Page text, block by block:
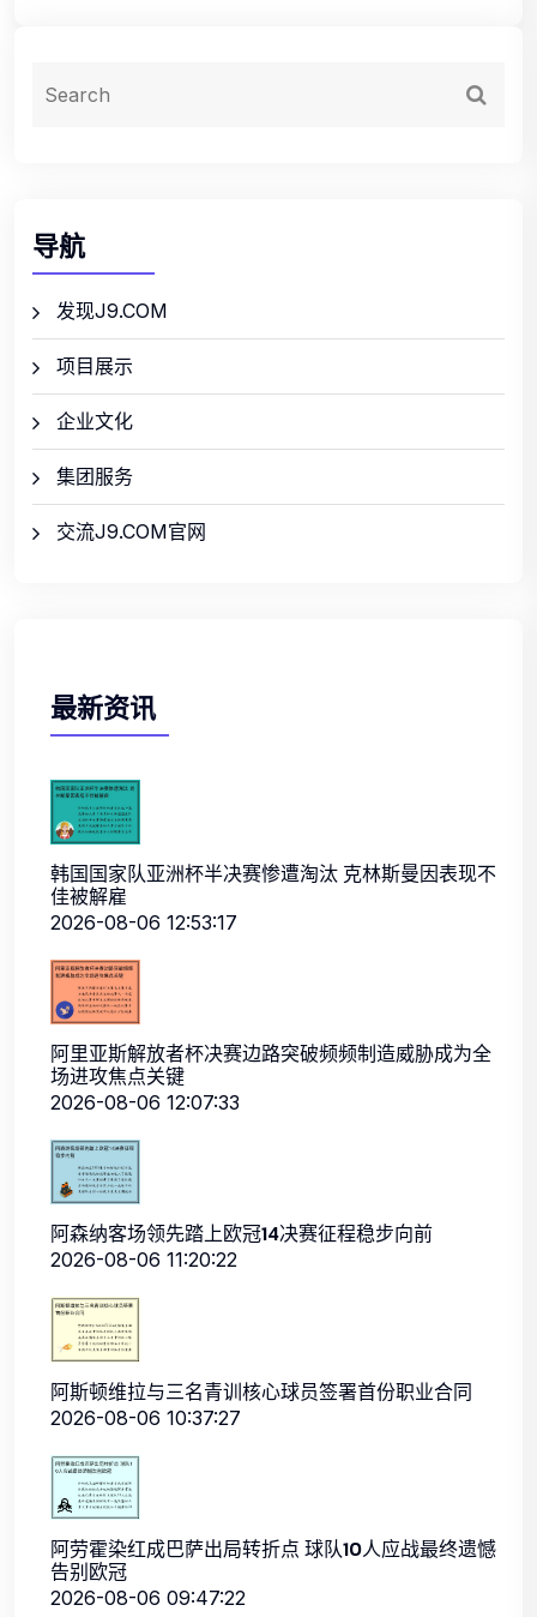
导航
发现J9.COM
项目展示
企业文化
集团服务
交流J9.COM官网
最新资讯
韩国国家队亚洲杯半决赛惨遭淘汰 克林斯曼因表现不
佳被解雇
2026-08-06 12:53:17
阿里亚斯解放者杯决赛边路突破频频制造威胁成为全
场进攻焦点关键
2026-08-06 12:07:33
阿森纳客场领先踏上欧冠14决赛征程稳步向前
2026-08-06 11:20:22
阿斯顿维拉与三名青训核心球员签署首份职业合同
2026-08-06 10:37:27
阿劳霍染红成巴萨出局转折点 球队10人应战最终遗憾
告别欧冠
2026-08-06 09:47:22